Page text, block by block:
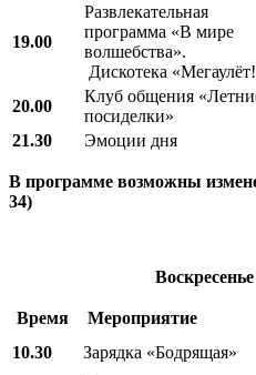
19.00
Развлекательная
программа «В мире
волшебства».
Дискотека
20.00
Клуб общения
посиделки»
21.30
Эмоции дня
В программе возможны
34)
Воскресенье
Время Мероприятие
10.30 Зарядка «Бодрящая»